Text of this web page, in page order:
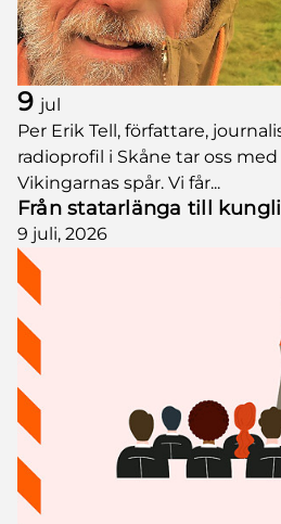
9 jul
Per Erik Tell, författare,
radioprofil i Skåne tar oss
Vikingarnas spår. Vi får...
Från statarlänga till
9 juli, 2026